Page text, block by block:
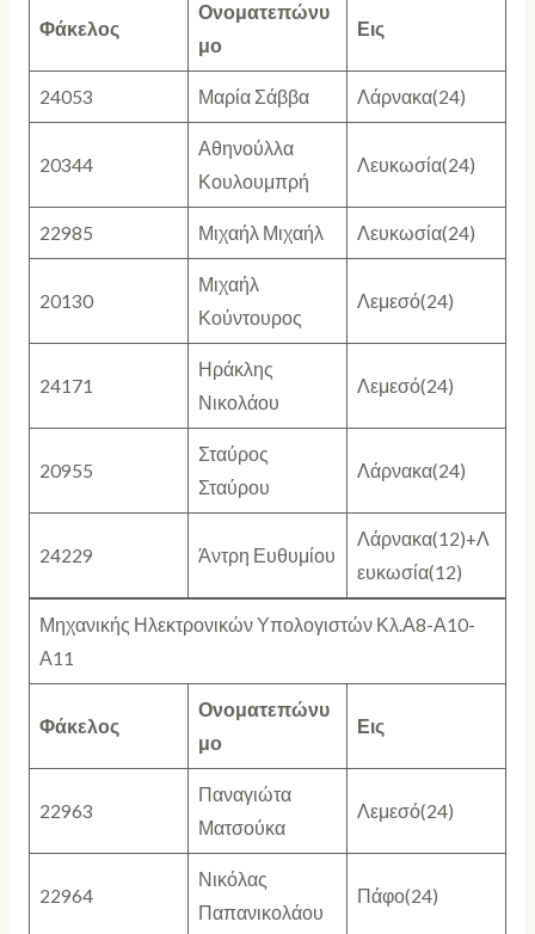
Φάκελος
Ονοματεπώνυ
μο
Εις
24053 Μαρία Σάββα Λάρνακα(24)
20344
Αθηνούλλα
Κουλουμπρή
Λευκωσία(24)
22985 Μιχαήλ Μιχαήλ Λευκωσία(24)
20130
Μιχαήλ
Κούντουρος
Λεμεσό(24)
24171
Ηράκλης
Νικολάου
Λεμεσό(24)
20955
Σταύρος
Σταύρου
Λάρνακα(24)
24229 Άντρη Ευθυμίου
Λάρνακα(12)+Λ
ευκωσία(12)
Μηχανικής Ηλεκτρονικών Υπολογιστών Κλ.Α8-Α10-
Α11
Φάκελος
Ονοματεπώνυ
μο
Εις
22963
Παναγιώτα
Ματσούκα
Λεμεσό(24)
22964
Νικόλας
Παπανικολάου
Πάφο(24)